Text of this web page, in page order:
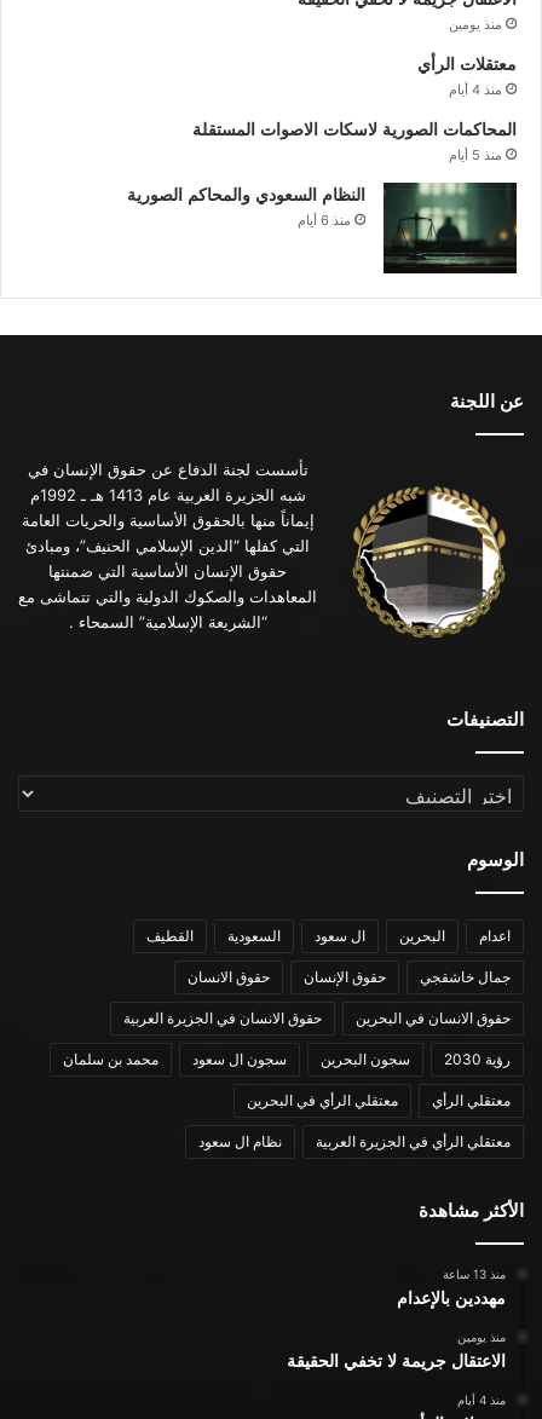
منذ يومين
معتقلات الرأي
منذ 4 أيام
المحاكمات الصورية لاسكات الاصوات المستقلة
منذ 5 أيام
النظام السعودي والمحاكم الصورية
منذ 6 أيام
عن اللجنة
تأسست لجنة الدفاع عن حقوق الإنسان في
شبه الجزيرة العربية عام 1413 هـ ـ 1992م
إيماناً منها بالحقوق الأساسية والحريات العامة
التي كفلها “الدين الإسلامي الحنيف”، ومبادئ
حقوق الإنسان الأساسية التي ضمنتها
المعاهدات والصكوك الدولية والتي تتماشى مع
“الشريعة الإسلامية” السمحاء .
التصنيفات
التصنيفات
الوسوم
اعدام البحرين ال سعود السعودية القطيف
جمال خاشقجي حقوق الإنسان حقوق الانسان
حقوق الانسان في البحرين حقوق الانسان في الجزيرة العربية
رؤية 2030 سجون البحرين سجون ال سعود محمد بن سلمان
معتقلي الرأي معتقلي الرأي في البحرين
معتقلي الرأي في الجزيرة العربية نظام ال سعود
الأكثر مشاهدة
منذ 13 ساعة
مهددين بالإعدام
منذ يومين
الاعتقال جريمة لا تخفي الحقيقة
منذ 4 أيام